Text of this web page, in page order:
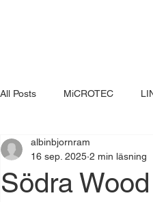
All Posts MiCROTEC
System TM
Södra
albinbjornram
16 sep. 2025 2 min läsning